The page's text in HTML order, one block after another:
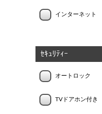
インターネット
ｾｷｭﾘﾃｨｰ
オートロック
TVドアホン付き